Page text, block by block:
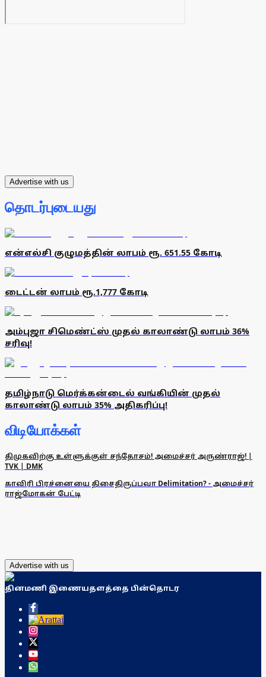
Advertise with us
தொடர்புடையது
என்எல்சி குழுமத்தின் லாபம் ரூ. 651.55 கோடி
டைட்டன் லாபம் ரூ.1,777 கோடி
அம்புஜா சிமெண்ட்ஸ் முதல் காலாண்டு லாபம் 36%
சரிவு!
தமிழ்நாடு மெர்க்கன்டைல் ​​வங்கியின் முதல்
காலாண்டு லாபம் 35% அதிகரிப்பு!
விடியோக்கள்
திமுகவிற்கு உள்ளுக்குள் சந்தோசம்! அமைச்சர் அருண்ராஜ்! |
TVK | DMK
காவிரி பிரச்னையை திசைதிருப்பவா Delimitation? - அமைச்சர்
ராஜ்மோகன் பேட்டி
Advertise with us
தினமணி இணையதளத்தை பின்தொடர